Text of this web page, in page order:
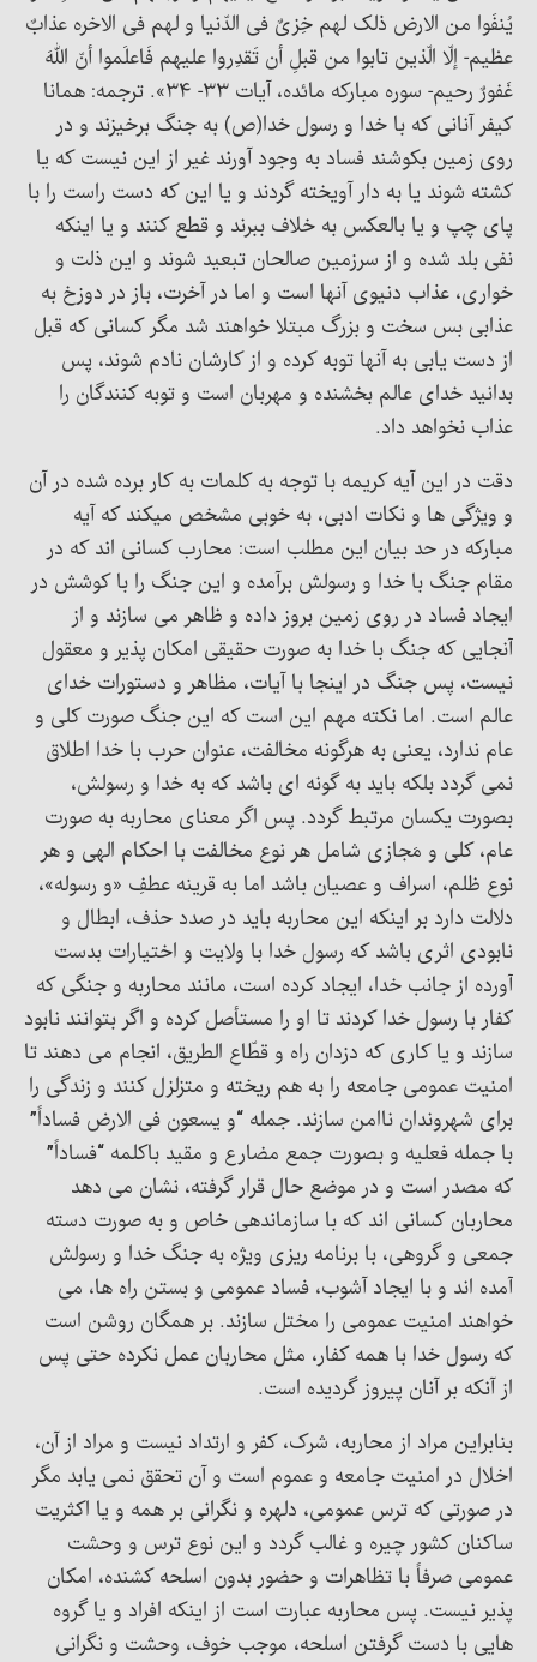
یُنفَوا من الارض ذلک لهم خِزیٌ فی الدّنیا و لهم فی الاخره عذابٌ
عظیم- إلّا الّذین تابوا من قبلِ أن تَقدِروا علیهم فَاعلَموا أنّ اللهَ
غَفورٌ رحیم- سوره مبارکه مائده، آیات ۳۳- ۳۴». ترجمه: همانا
کیفر آنانی که با خدا و رسول خدا(ص) به جنگ برخیزند و در
روی زمین بکوشند فساد به وجود آورند غیر از این نیست که یا
کشته شوند یا به دار آویخته گردند و یا این که دست راست را با
پای چپ و یا بالعکس به خلاف ببرند و قطع کنند و یا اینکه
نفی بلد شده و از سرزمین صالحان تبعید شوند و این ذلت و
خواری، عذاب دنیوی آنها است و اما در آخرت، باز در دوزخ به
عذابی بس سخت و بزرگ مبتلا خواهند شد مگر کسانی که قبل
از دست یابی به آنها توبه کرده و از کارشان نادم شوند، پس
بدانید خدای عالم بخشنده و مهربان است و توبه کنندگان را
عذاب نخواهد داد.
دقت در این آیه کریمه با توجه به کلمات به کار برده شده در آن
و ویژگی ها و نکات ادبی، به خوبی مشخص می­کند که آیه
مبارکه در حد بیان این مطلب است: محارب کسانی اند که در
مقام جنگ با خدا و رسولش برآمده و این جنگ را با کوشش در
ایجاد فساد در روی زمین بروز داده و ظاهر می سازند و از
آنجایی که جنگ با خدا به صورت حقیقی امکان پذیر و معقول
نیست، پس جنگ در اینجا با آیات، مظاهر و دستورات خدای
عالم است. اما نکته مهم این است که این جنگ صورت کلی و
عام ندارد، یعنی به هرگونه مخالفت، عنوان حرب با خدا اطلاق
نمی گردد بلکه باید به گونه ای باشد که به خدا و رسولش،
بصورت یکسان مرتبط گردد. پس اگر معنای محاربه به صورت
عام، کلی و مَجازی شامل هر نوع مخالفت با احکام الهی و هر
نوع ظلم، اسراف و عصیان باشد اما به قرینه عطفِ «و رسوله»،
دلالت دارد بر اینکه این محاربه باید در صدد حذف، ابطال و
نابودی اثری باشد که رسول خدا با ولایت و اختیارات بدست
آورده از جانب خدا، ایجاد کرده است، مانند محاربه و جنگی که
کفار با رسول خدا کردند تا او را مستأصل کرده و اگر بتوانند نابود
سازند و یا کاری که دزدان راه و قطّاع الطریق، انجام می دهند تا
امنیت عمومی جامعه را به هم ریخته و متزلزل کنند و زندگی را
برای شهروندان ناامن سازند. جمله “و یسعون فی الارض فساداً”
با جمله فعلیه و بصورت جمع مضارع و مقید باکلمه “فساداً”
که مصدر است و در موضع حال قرار گرفته، نشان می دهد
محاربان کسانی اند که با سازماندهی خاص و به صورت دسته
جمعی و گروهی، با برنامه ­ریزی ویژه به جنگ خدا و رسولش
آمده اند و با ایجاد آشوب، فساد عمومی و بستن راه ها، می
خواهند امنیت عمومی را مختل سازند. بر همگان روشن است
که رسول خدا با همه کفار، مثل محاربان عمل نکرده حتی پس
از آنکه بر آنان پیروز گردیده است.
بنابراین مراد از محاربه، شرک، کفر و ارتداد نیست و مراد از آن،
اخلال در امنیت جامعه و عموم است و آن تحقق نمی یابد مگر
در صورتی که ترس عمومی، دلهره و نگرانی بر همه و یا اکثریت
ساکنان کشور چیره و غالب گردد و این نوع ترس و وحشت
عمومی صرفاً با تظاهرات و حضور بدون اسلحه کشنده، امکان
پذیر نیست. پس محاربه عبارت است از اینکه افراد و یا گروه
هایی با دست گرفتن اسلحه، موجب خوف، وحشت و نگرانی